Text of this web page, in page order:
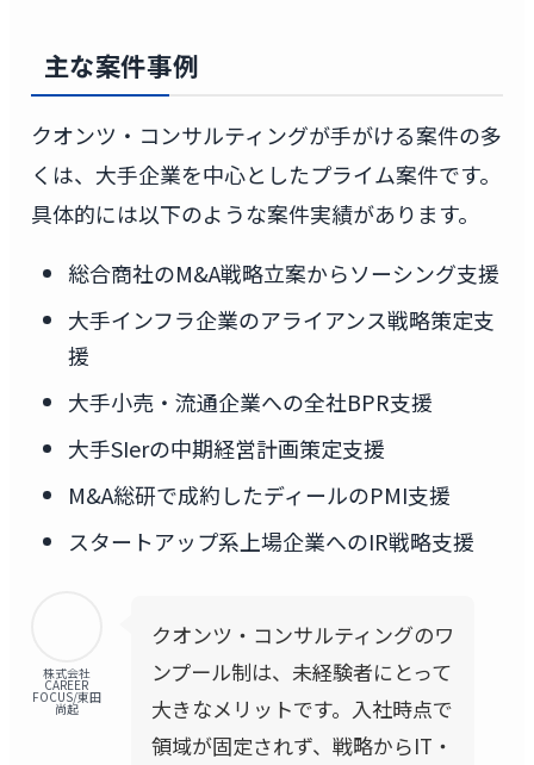
主な案件事例
クオンツ・コンサルティングが手がける案件の多
くは、大手企業を中心としたプライム案件です。
具体的には以下のような案件実績があります。
総合商社のM&A戦略立案からソーシング支援
大手インフラ企業のアライアンス戦略策定支
援
大手小売・流通企業への全社BPR支援
大手SIerの中期経営計画策定支援
M&A総研で成約したディールのPMI支援
スタートアップ系上場企業へのIR戦略支援
株式会社
CAREER
FOCUS/東田
尚起
クオンツ・コンサルティングのワ
ンプール制は、未経験者にとって
大きなメリットです。入社時点で
領域が固定されず、戦略からIT・